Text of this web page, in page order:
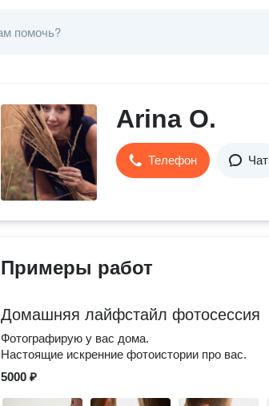
Arina O.
Телефон Чат
Примеры работ
Домашняя лайфстайл фотосессия
Фотографирую у вас дома.
Настоящие искренние фотоистории про вас.
5000 ₽